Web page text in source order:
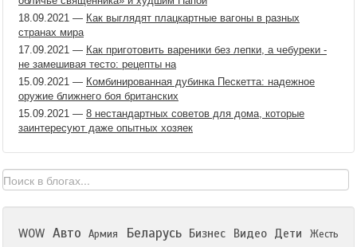
18.09.2021 — Как выглядят плацкартные вагоны в разных
странах мира
17.09.2021 — Как приготовить вареники без лепки, а чебуреки -
не замешивая тесто: рецепты на
15.09.2021 — Комбинированная дубинка Пескетта: надежное
оружие ближнего боя британских
15.09.2021 — 8 нестандартных советов для дома, которые
заинтересуют даже опытных хозяек
WOW Авто Армия Беларусь Бизнес Видео Дети
Жесть